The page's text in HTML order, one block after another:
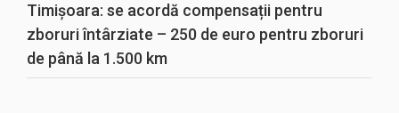
Timișoara: se acordă compensații pentru
zboruri întârziate – 250 de euro pentru zboruri
de până la 1.500 km